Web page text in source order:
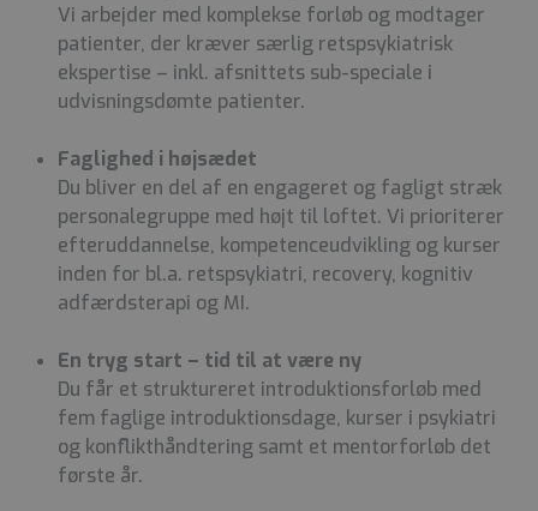
Vi arbejder med komplekse forløb og modtager
patienter, der kræver særlig retspsykiatrisk
ekspertise – inkl. afsnittets sub-speciale i
udvisningsdømte patienter.
Faglighed i højsædet
Du bliver en del af en engageret og fagligt stræk
personalegruppe med højt til loftet. Vi prioriterer
efteruddannelse, kompetenceudvikling og kurser
inden for bl.a. retspsykiatri, recovery, kognitiv
adfærdsterapi og MI.
En tryg start – tid til at være ny
Du får et struktureret introduktionsforløb med
fem faglige introduktionsdage, kurser i psykiatri
og konflikthåndtering samt et mentorforløb det
første år.